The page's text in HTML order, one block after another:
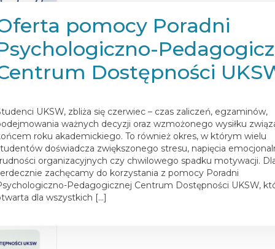
pomocy Poradni
Dostępności
UKSW, zbliża się czerwiec – czas zaliczeń, egzaminów,
ważnych decyzji oraz wzmożonego wysiłku
roku akademickiego. To również okres, w którym wielu
doświadcza zwiększonego stresu, napięcia
organizacyjnych czy chwilowego spadku motywacji.
zachęcamy do korzystania z pomocy Poradni
Pedagogicznej Centrum Dostępności UKSW,
dla wszystkich […]